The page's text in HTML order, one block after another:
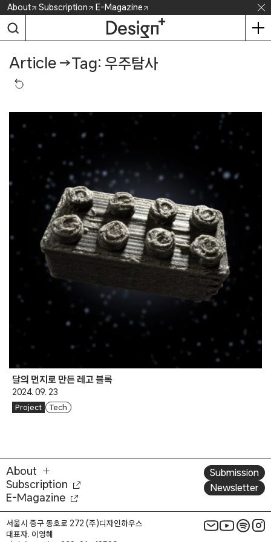
Skip
content
About Subscription E-Magazine
Article →Tag: 우주탐사
달의 먼지로 만든 레고 블록
2024. 09. 23
Project Tech
About
Subscription
E-Magazine
Submission
Newsletter
서울시 중구 동호로 272 (주)디자인하우스
대표자. 이영혜